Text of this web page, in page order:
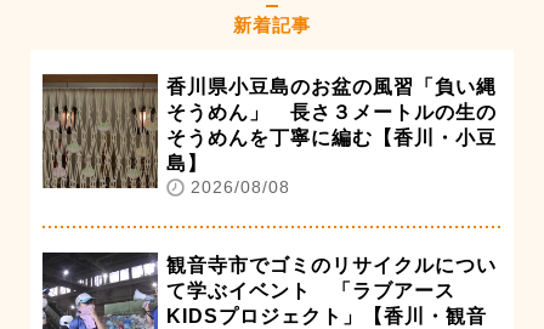
新着記事
香川県小豆島のお盆の風習「負い縄
そうめん」 長さ３メートルの生の
そうめんを丁寧に編む【香川・小豆
島】
2026/08/08
観音寺市でゴミのリサイクルについ
て学ぶイベント 「ラブアース
KIDSプロジェクト」【香川・観音